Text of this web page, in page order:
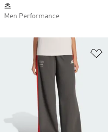
츠
Men Performance